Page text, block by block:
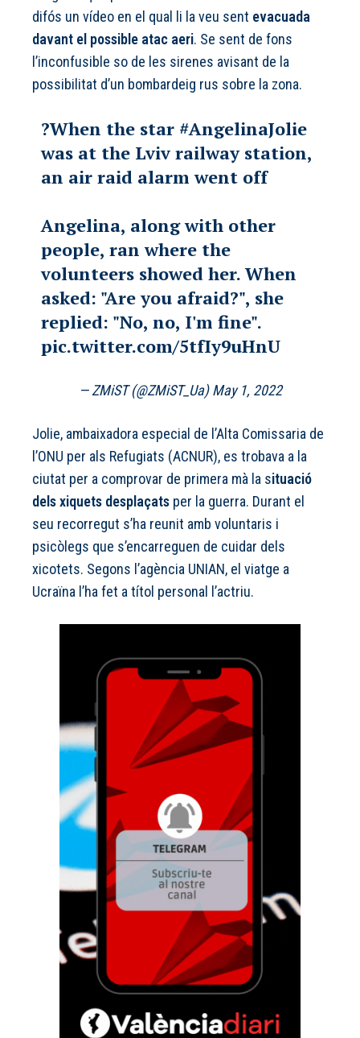
difós un vídeo en el qual li la veu sent evacuada
davant el possible atac aeri. Se sent de fons
l’inconfusible so de les sirenes avisant de la
possibilitat d’un bombardeig rus sobre la zona.
?When the star #AngelinaJolie
was at the Lviv railway station,
an air raid alarm went off
Angelina, along with other
people, ran where the
volunteers showed her. When
asked: "Are you afraid?", she
replied: "No, no, I'm fine".
pic.twitter.com/5tfIy9uHnU
— ZMiST (@ZMiST_Ua)May 1, 2022
Jolie, ambaixadora especial de l’Alta Comissaria de
l’ONU per als Refugiats (ACNUR), es trobava a la
ciutat per a comprovar de primera mà la situació
dels xiquets desplaçats per la guerra. Durant el
seu recorregut s’ha reunit amb voluntaris i
psicòlegs que s’encarreguen de cuidar dels
xicotets. Segons l’agència UNIAN, el viatge a
Ucraïna l’ha fet a títol personal l’actriu.